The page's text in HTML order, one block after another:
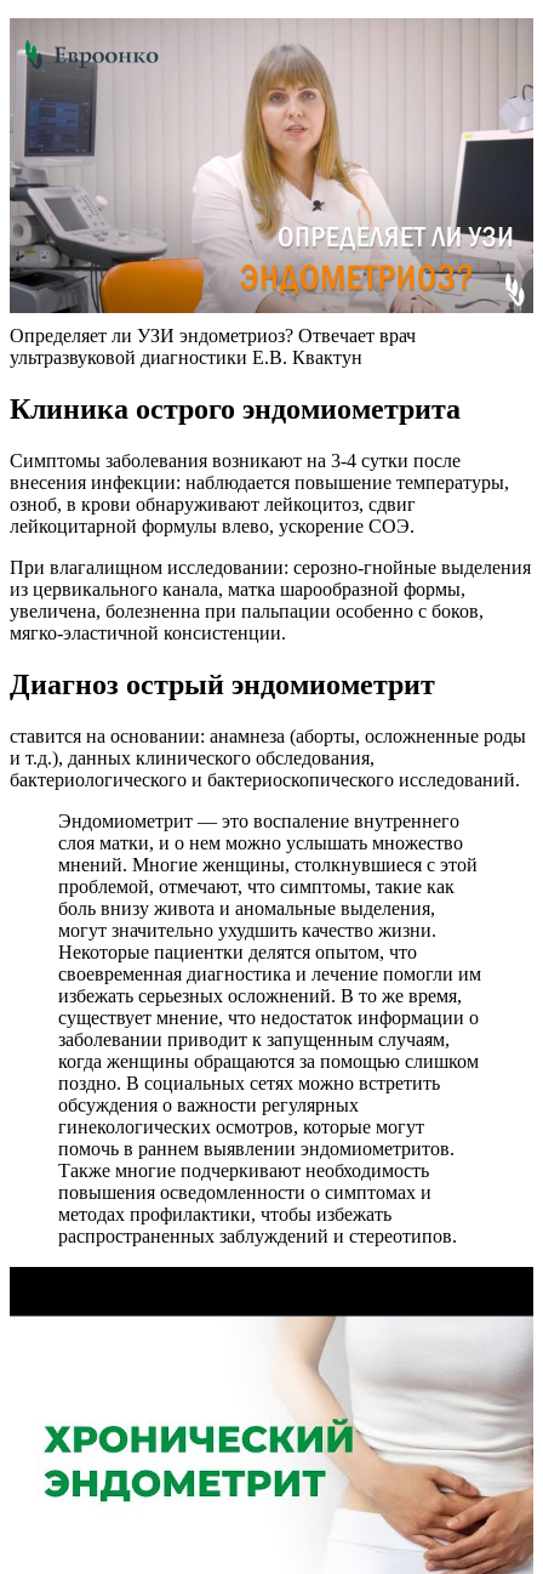
Определяет ли УЗИ эндометриоз? Отвечает врач
ультразвуковой диагностики Е.В. Квактун
Клиника острого эндомиометрита
Симптомы заболевания возникают на 3-4 сутки после
внесения инфекции: наблюдается повышение температуры,
озноб, в крови обнаруживают лейкоцитоз, сдвиг
лейкоцитарной формулы влево, ускорение СОЭ.
При влагалищном исследовании: серозно-гнойные выделения
из цервикального канала, матка шарообразной формы,
увеличена, болезненна при пальпации особенно с боков,
мягко-эластичной консистенции.
Диагноз острый эндомиометрит
ставится на основании: анамнеза (аборты, осложненные роды
и т.д.), данных клинического обследования,
бактериологического и бактериоскопического исследований.
Эндомиометрит — это воспаление внутреннего
слоя матки, и о нем можно услышать множество
мнений. Многие женщины, столкнувшиеся с этой
проблемой, отмечают, что симптомы, такие как
боль внизу живота и аномальные выделения,
могут значительно ухудшить качество жизни.
Некоторые пациентки делятся опытом, что
своевременная диагностика и лечение помогли им
избежать серьезных осложнений. В то же время,
существует мнение, что недостаток информации о
заболевании приводит к запущенным случаям,
когда женщины обращаются за помощью слишком
поздно. В социальных сетях можно встретить
обсуждения о важности регулярных
гинекологических осмотров, которые могут
помочь в раннем выявлении эндомиометритов.
Также многие подчеркивают необходимость
повышения осведомленности о симптомах и
методах профилактики, чтобы избежать
распространенных заблуждений и стереотипов.